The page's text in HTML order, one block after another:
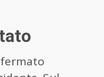
fermato